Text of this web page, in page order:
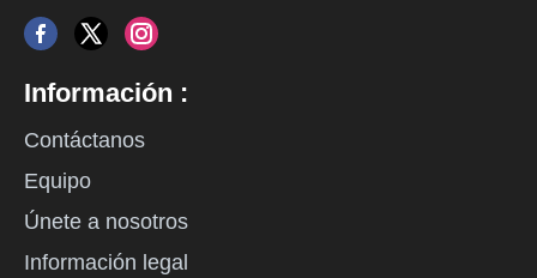
Información :
Contáctanos
Equipo
Únete a nosotros
Información legal